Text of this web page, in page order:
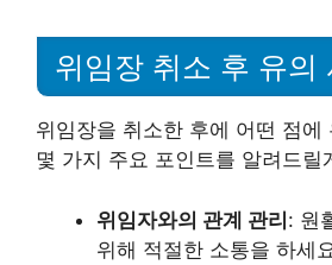
위임장 취소 후 유의
위임장을 취소한 후에 어떤 점에
몇 가지 주요 포인트를 알려드릴
위임자와의 관계 관리: 원
위해 적절한 소통을 하세